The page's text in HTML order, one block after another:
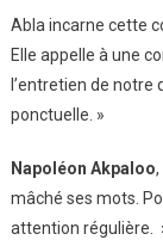
Abla incarne cette
Elle appelle à une
l’entretien de
ponctuelle. »
Napoléon Akpaloo,
mâché ses mots.
attention régulière.